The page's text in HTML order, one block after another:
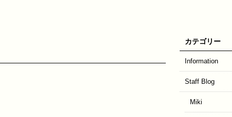
カテゴリー
Information
Staff Blog
Miki